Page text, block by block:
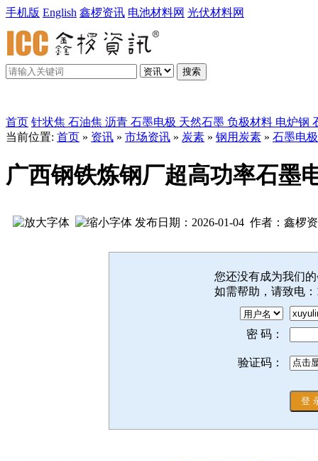
手机版 English 鑫椤资讯 电池材料网 光伏材料网
搜索
首页 针状焦 石油焦 沥青 石墨电极 天然石墨 负极材料 电炉钢
当前位置: 首页 » 资讯 » 市场资讯 » 炭素 » 钢用炭素 » 石墨电极
广西钢铁炼钢厂超高功率石墨
发布日期：2026-01-04 作者：鑫椤
您还没有成为我们
如需帮助，请致电：
密 码：
验证码：